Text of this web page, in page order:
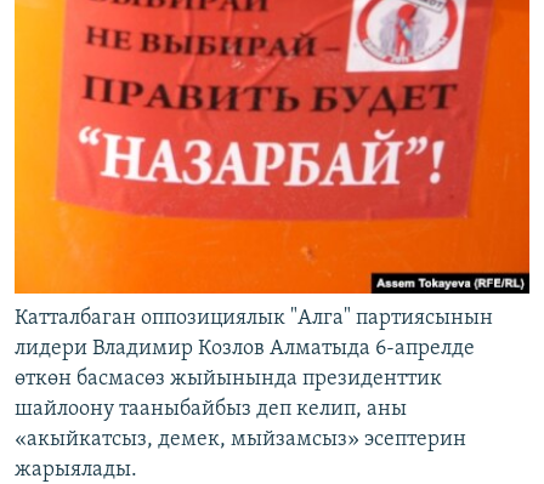
Катталбаган оппозициялык "Алга" партиясынын
лидери Владимир Козлов Алматыда 6-апрелде
өткөн басмасөз жыйынында президенттик
шайлоону тааныбайбыз деп келип, аны
«акыйкатсыз, демек, мыйзамсыз» эсептерин
жарыялады.